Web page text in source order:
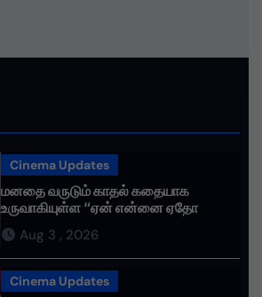
Cinema Updates
மனதை வருடும் காதல் கதையாக
உருவாகியுள்ள “ஏன் என்னை ஏதோ
செய்தாய்” – டீசர் வெளியானது !
Aug 3 , 2026
Cinema Updates